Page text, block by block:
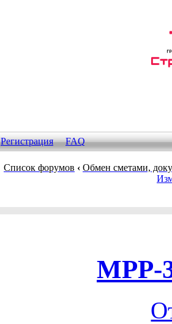
Регистрация FAQ
Список форумов ‹ Обмен сметами,
МРР-